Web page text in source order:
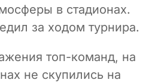
в стадионах.
за ходом турнира.
топ-команд, на
не скупились на